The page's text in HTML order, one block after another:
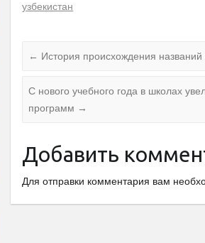
узбекистан
← История происхождения
С нового учебного года в школах
программ →
Добавить
Для отправки комментария вам